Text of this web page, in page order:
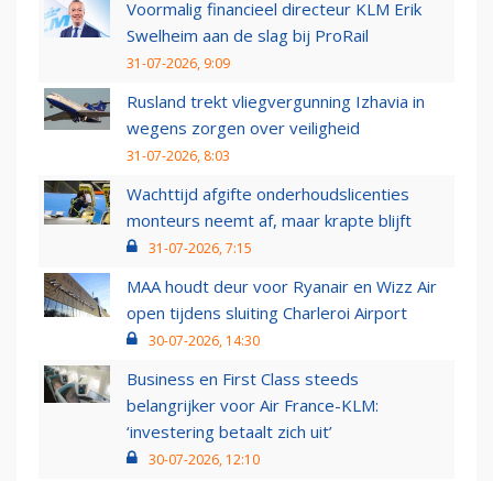
Voormalig financieel directeur KLM Erik
Swelheim aan de slag bij ProRail
31-07-2026, 9:09
Rusland trekt vliegvergunning Izhavia in
wegens zorgen over veiligheid
31-07-2026, 8:03
Wachttijd afgifte onderhoudslicenties
monteurs neemt af, maar krapte blijft
31-07-2026, 7:15
MAA houdt deur voor Ryanair en Wizz Air
open tijdens sluiting Charleroi Airport
30-07-2026, 14:30
Business en First Class steeds
belangrijker voor Air France-KLM:
‘investering betaalt zich uit’
30-07-2026, 12:10